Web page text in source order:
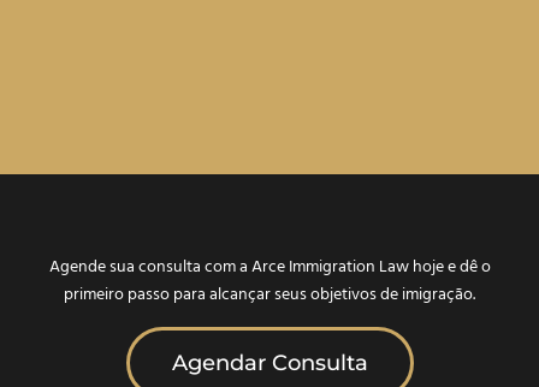
Agende sua consulta com a Arce Immigration Law hoje e dê o
primeiro passo para alcançar seus objetivos de imigração.
Agendar Consulta